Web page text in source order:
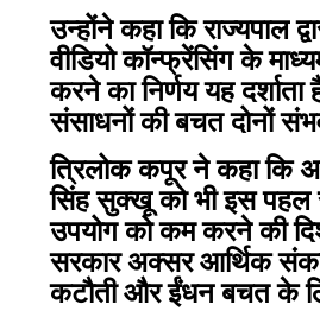
उन्होंने कहा कि राज्यपाल
वीडियो कॉन्फ्रेंसिंग के
करने का निर्णय यह
संसाधनों की बचत दोनों
त्रिलोक कपूर ने कहा कि
सिंह सुक्खू को भी इस पहल
उपयोग को कम करने की
सरकार अक्सर आर्थिक
कटौती और ईंधन बचत के